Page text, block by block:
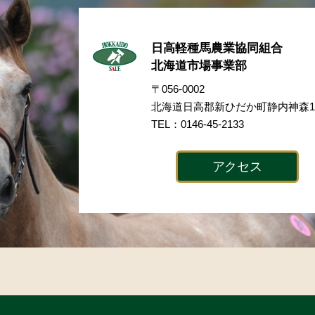
日高軽種馬農業協同組合
北海道市場事業部
〒056-0002
北海道日高郡新ひだか町静内神森
TEL：0146-45-2133
アクセス